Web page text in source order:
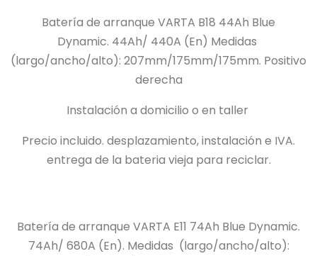
Batería de arranque VARTA B18 44Ah Blue
Dynamic. 44Ah/ 440A (En) Medidas
(largo/ancho/alto): 207mm/175mm/175mm. Positivo
derecha
Instalación a domicilio o en taller
Precio incluido. desplazamiento, instalación e IVA.
entrega de la bateria vieja para reciclar.
Batería de arranque VARTA E11 74Ah Blue Dynamic.
74Ah/ 680A (En). Medidas (largo/ancho/alto):